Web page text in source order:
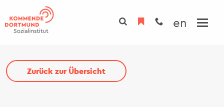
zum
Inhalt
en
INSTITUT
TAGUNGSHAUS
Zurück zur Übersicht